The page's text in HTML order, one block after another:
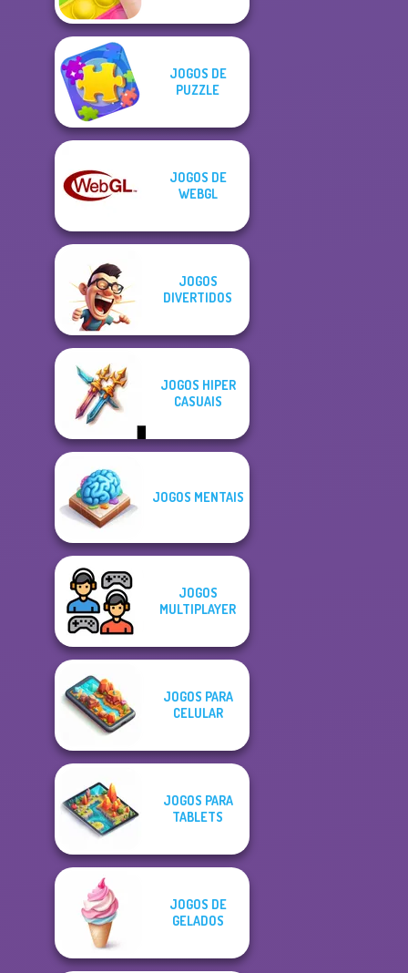
JOGOS DE
PUZZLE
JOGOS DE
WEBGL
JOGOS
DIVERTIDOS
JOGOS HIPER
CASUAIS
JOGOS MENTAIS
JOGOS
MULTIPLAYER
JOGOS PARA
CELULAR
JOGOS PARA
TABLETS
JOGOS DE
GELADOS